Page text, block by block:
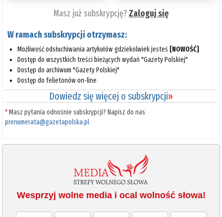
Masz już subskrypcję?Zaloguj się
W ramach subskrypcji otrzymasz:
Możliwość odsłuchiwania artykułów gdziekolwiek jesteś [NOWOŚĆ]
Dostęp do wszystkich treści bieżących wydań "Gazety Polskiej"
Dostęp do archiwum "Gazety Polskiej"
Dostęp do felietonów on-line
Dowiedz się więcej o subskrypcji»
*Masz pytania odnośnie subskrypcji? Napisz do nas
prenumerata@gazetapolska.pl
Wesprzyj wolne media i ocal wolność słowa!